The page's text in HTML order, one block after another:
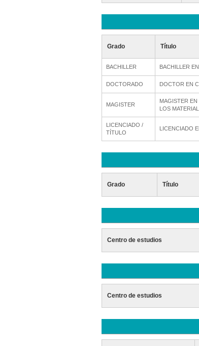
Grado Título
BACHILLER BACHILLER
DOCTORADO DOCTOR EN
MAGISTER
MAGISTER
LOS
LICENCIADO /
TÍTULO
LICENCIADO
Grado Título
Centro de estudios
Centro de estudios